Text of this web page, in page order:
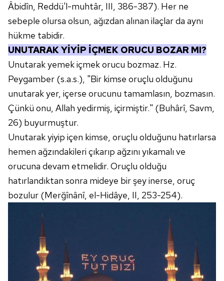
Âbidîn, Reddü'l-muhtâr, III, 386-387). Her ne
sebeple olursa olsun, ağızdan alınan ilaçlar da aynı
hükme tabidir.
UNUTARAK YİYİP İÇMEK ORUCU BOZAR MI?
Unutarak yemek içmek orucu bozmaz. Hz.
Peygamber (s.a.s.), "Bir kimse oruçlu olduğunu
unutarak yer, içerse orucunu tamamlasın, bozmasın.
Çünkü onu, Allah yedirmiş, içirmiştir." (Buhârî, Savm,
26) buyurmuştur.
Unutarak yiyip içen kimse, oruçlu olduğunu hatırlarsa
hemen ağzındakileri çıkarıp ağzını yıkamalı ve
orucuna devam etmelidir. Oruçlu olduğu
hatırlandıktan sonra mideye bir şey inerse, oruç
bozulur (Merğînânî, el-Hidâye, II, 253-254).